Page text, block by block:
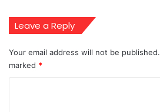
Leave a Reply
Your email address will not be published.
marked *